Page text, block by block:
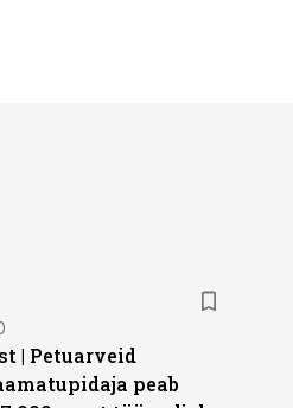
| Petuarveid
peab